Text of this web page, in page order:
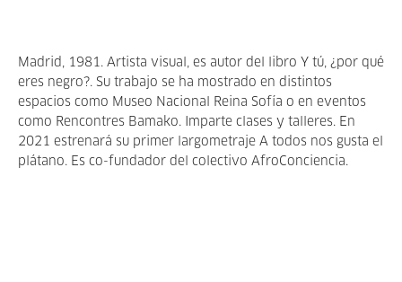
Madrid, 1981. Artista visual, es autor del libro Y tú, ¿por qué
eres negro?. Su trabajo se ha mostrado en distintos
espacios como Museo Nacional Reina Sofía o en eventos
como Rencontres Bamako. Imparte clases y talleres. En
2021 estrenará su primer largometraje A todos nos gusta el
plátano. Es co-fundador del colectivo AfroConciencia.